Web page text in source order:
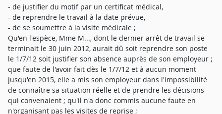
- de justifier du motif par un certificat médical,
- de reprendre le travail à la date prévue,
- de se soumettre à la visite médicale ;
Qu'en l'espèce, Mme M..., dont le dernier arrêt de travail se
terminait le 30 juin 2012, aurait dû soit reprendre son poste
le 1/7/12 soit justifier son absence auprès de son employeur ;
que faute de l'avoir fait dès le 1/7/12 et à aucun moment
jusqu'en 2015, elle a mis son employeur dans l'impossibilité
de connaître sa situation réelle et de prendre les décisions
qui convenaient ; qu'il n'a donc commis aucune faute en
n'organisant pas les visites de reprise ;